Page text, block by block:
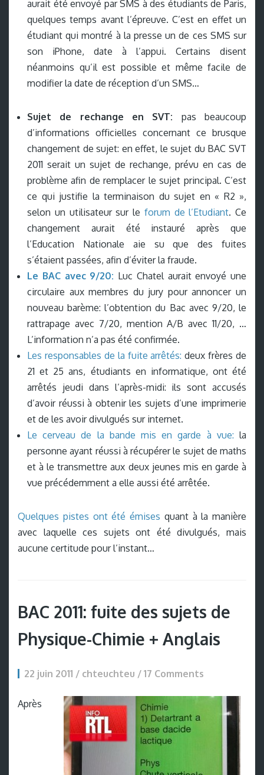
aurait été envoyé par SMS à des étudiants de Paris,
quelques temps avant l’épreuve. C’est en effet un
étudiant qui montré à la presse un de ces SMS sur
son iPhone, date à l’appui. Certains disent
néanmoins qu’il est possible et même facile de
modifier la date de réception d’un SMS…
Sujet de rechange en SVT: pas beaucoup
d’informations officielles concernant ce brusque
changement de sujet: en effet, le sujet du BAC SVT
2011 serait un sujet de rechange, prévu en cas de
problème afin de remplacer le sujet principal. C’est
ce qui justifie la terminaison du sujet en « R2 »,
selon un utilisateur sur le forum de l’Etudiant. Ce
changement aurait été instauré après que
l’Education Nationale aie su que des fuites
s’étaient passées, afin d’éviter la fraude.
Le BAC avec 9/20: Luc Chatel aurait envoyé une
circulaire aux membres du jury pour annoncer un
nouveau barème: l’obtention du Bac avec 9/20, le
rattrapage avec 7/20, mention A/B avec 11/20, …
L’information n’a pas été confirmée.
Les responsables de la fuite arrêtés: deux frères de
21 et 25 ans, étudiants en informatique, ont été
arrêtés jeudi dans l’après-midi: ils sont accusés
d’avoir réussi à obtenir les sujets d’une imprimerie
et de les avoir divulgués sur internet.
Le cerveau de la bande mis en garde à vue: la
personne ayant réussi à récupérer le sujet de maths
et à le transmettre aux deux jeunes mis en garde à
vue précédemment a elle aussi été arrêtée.
Quelques pistes ont été émises quant à la manière
avec laquelle ces sujets ont été divulgués, mais
aucune certitude pour l’instant…
BAC 2011: fuite des sujets de
Physique-Chimie + Anglais
22 juin 2011 / chteuchteu / 17 Comments
Après